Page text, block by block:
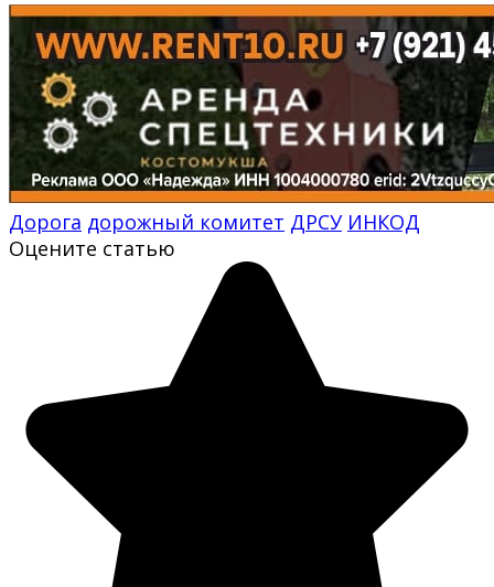
Дорога дорожный комитет ДРСУ ИНКОД
Оцените статью